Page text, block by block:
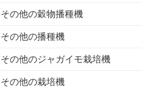
その他の穀物播種機
その他の播種機
その他のジャガイモ栽培機
その他の栽培機